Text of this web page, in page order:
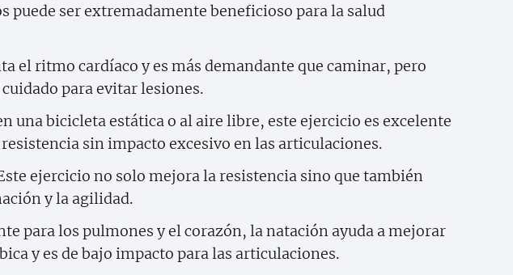
puede ser extremadamente beneficioso para la salud
el ritmo cardíaco y es más demandante que caminar, pero
para evitar lesiones.
una bicicleta estática o al aire libre, este ejercicio es excelente
sin impacto excesivo en las articulaciones.
ejercicio no solo mejora la resistencia sino que también
y la agilidad.
para los pulmones y el corazón, la natación ayuda a mejorar
y es de bajo impacto para las articulaciones.